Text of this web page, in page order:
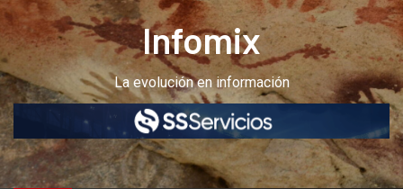
Infomix
La evolución en información